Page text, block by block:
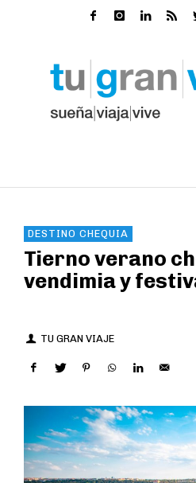
DESTINO CHEQUIA
Tierno verano
vendimia y
TU GRAN VIAJE